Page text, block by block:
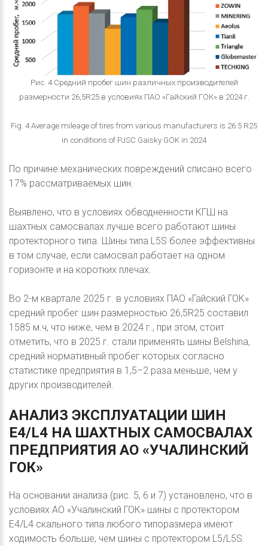
Рис. 4 Средний пробег шин различных производителей
размерности 26,5R25 в условиях ПАО «Гайский ГОК» в 2024 г.
Fig. 4 Average mileage of tires from various manufacturers is 26.5 R25
in conditions of PJSC Gaisky GOK in 2024
По причине механических повреждений списано всего
17% рассматриваемых шин.
Выявлено, что в условиях обводненности КГШ на
шахтных самосвалах лучше всего работают шины
протекторного типа. Шины типа L5S более эффективны
в том случае, если самосвал работает на одном
горизонте и на коротких плечах.
Во 2-м квартале 2025 г. в условиях ПАО «Гайский ГОК»
средний пробег шин размерностью 26,5R25 составил
1585 м.ч, что ниже, чем в 2024 г., при этом, стоит
отметить, что в 2025 г. стали применять шины Belshina,
средний нормативный пробег которых согласно
статистике предприятия в 1,5–2 раза меньше, чем у
других производителей.
АНАЛИЗ ЭКСПЛУАТАЦИИ ШИН
E4/L4 НА ШАХТНЫХ САМОСВАЛАХ
ПРЕДПРИЯТИЯ АО «УЧАЛИНСКИЙ
ГОК»
На основании анализа (рис. 5, 6 и 7) установлено, что в
условиях АО «Учалинский ГОК» шины с протектором
E4/L4 скального типа любого типоразмера имеют
ходимость больше, чем шины с протектором L5/L5S.